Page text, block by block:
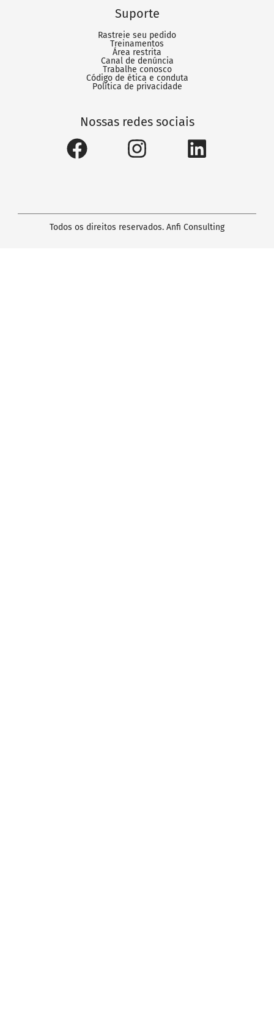
Suporte
Rastreie seu pedido
Treinamentos
Área restrita
Canal de denúncia
Trabalhe conosco
Código de ética e conduta
Política de privacidade
Nossas redes sociais
Todos os direitos reservados. Anfi Consulting